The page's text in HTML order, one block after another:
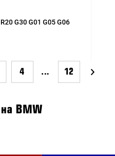
G30 G01 G05 G06
4 ... 12
BMW